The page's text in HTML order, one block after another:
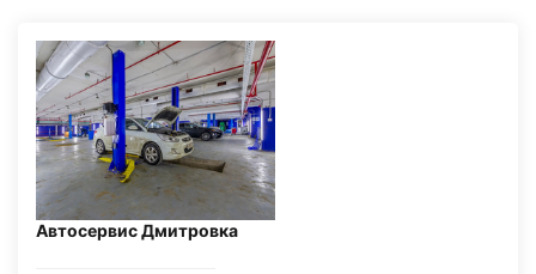
Автосервис Дмитровка